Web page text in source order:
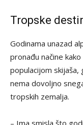
Tropske
Godinama unazad
pronađu načine
populacijom
nema dovoljno
tropskih zemalja.
– Ima smisla što